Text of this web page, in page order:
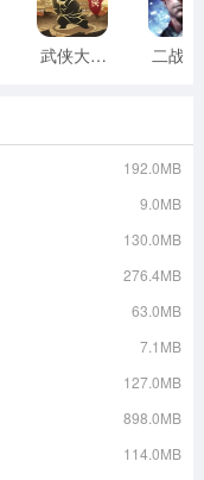
武侠大明星组队割草安卓版
192.0MB
9.0MB
130.0MB
276.4MB
63.0MB
7.1MB
127.0MB
898.0MB
114.0MB